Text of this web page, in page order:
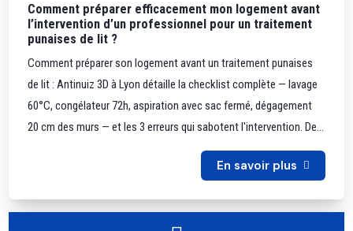
Comment préparer efficacement mon logement avant
l’intervention d’un professionnel pour un traitement
punaises de lit ?
Comment préparer son logement avant un traitement punaises
de lit : Antinuiz 3D à Lyon détaille la checklist complète — lavage
60°C, congélateur 72h, aspiration avec sac fermé, dégagement
20 cm des murs — et les 3 erreurs qui sabotent l'intervention. De...
En savoir plus